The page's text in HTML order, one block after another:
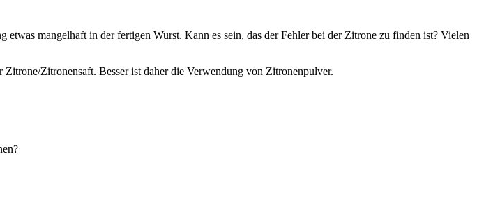
mangelhaft in der fertigen Wurst. Kann es sein, das der Fehler bei der Zitrone zu finden ist? Vielen
Zitronensaft. Besser ist daher die Verwendung von Zitronenpulver.